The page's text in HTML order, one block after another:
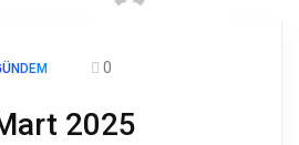
0
2025